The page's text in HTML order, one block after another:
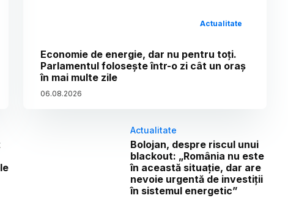
Actualitate
Economie de energie, dar nu pentru toți.
Parlamentul folosește într-o zi cât un oraș
în mai multe zile
06.08.2026
Actualitate
Bolojan, despre riscul unui
blackout: „România nu este
în această situație, dar are
nevoie urgentă de investiții
în sistemul energetic”